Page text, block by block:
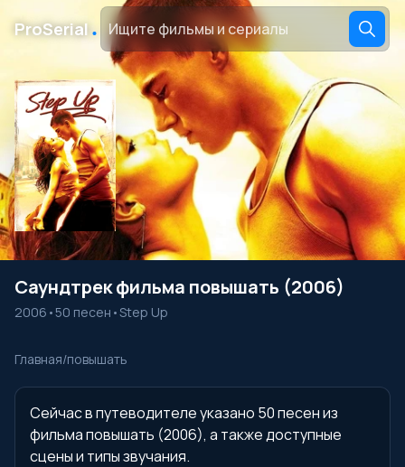
ProSerial․
Саундтрек фильма повышать (2006)
2006 •50 песен •Step Up
Главная/повышать
Сейчас в путеводителе указано 50 песен из
фильма повышать (2006), а также доступные
сцены и типы звучания.